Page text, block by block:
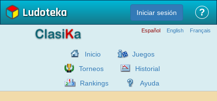
Ludoteka Iniciar sesión ?
Español English Français
Inicio
Juegos
Torneos
Historial
Rankings
Ayuda